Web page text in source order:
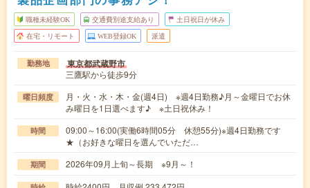
職種未経験OK 交通費別途支給あり 土日祝日が休み
在宅・リモート WEB登録OK 派遣
勤務地 東京都武蔵野市
三鷹駅から徒歩9分
曜日頻度
月・火・水・木・金(週4日) ※週4日勤務♪月～金曜日でお休
み曜日を1日選べます♪ ※土日祝休み！
時間
09:00～16:00(実働6時間05分 休憩55分)※週4日勤務です
★（お好きな曜日を選んでいただ…
期間 2026年09月上旬～長期 ※9月～！